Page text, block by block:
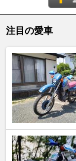
注目の愛車